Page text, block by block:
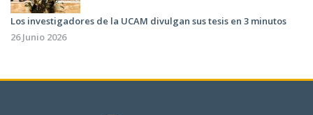
Los investigadores de la UCAM divulgan sus tesis en 3 minutos
26 Junio 2026